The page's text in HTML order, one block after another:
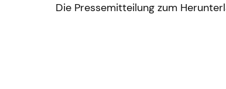
Die Pressemitteilung zum